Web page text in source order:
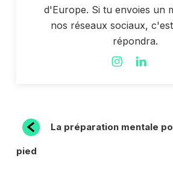
d'Europe. Si tu envoies un
nos réseaux sociaux,
répondra.
NAVIGATION
DE
Article
précédent
La préparation mentale
pied